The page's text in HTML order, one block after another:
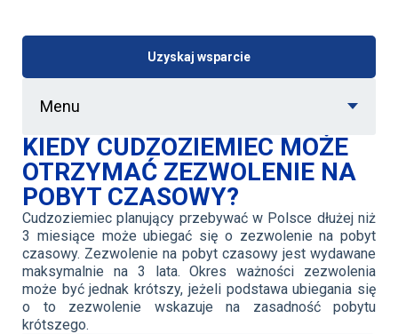
Uzyskaj wsparcie
Menu
KIEDY CUDZOZIEMIEC MOŻE
OTRZYMAĆ ZEZWOLENIE NA
POBYT CZASOWY?
Cudzoziemiec planujący przebywać w Polsce dłużej niż
3 miesiące może ubiegać się o zezwolenie na pobyt
czasowy. Zezwolenie na pobyt czasowy jest wydawane
maksymalnie na 3 lata. Okres ważności zezwolenia
może być jednak krótszy, jeżeli podstawa ubiegania się
o to zezwolenie wskazuje na zasadność pobytu
krótszego.